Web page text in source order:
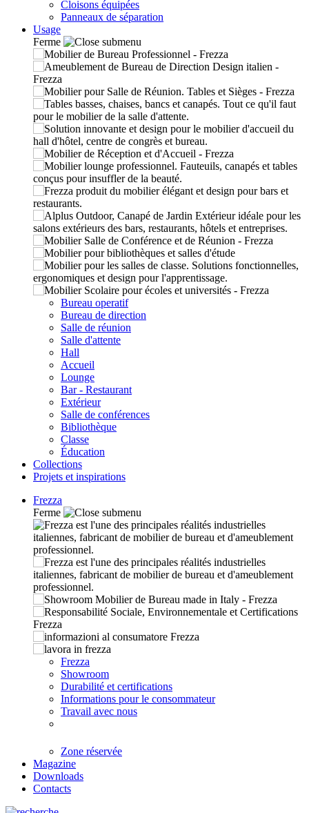
Cloisons équipées
Panneaux de séparation
Usage
Ferme
Bureau operatif
Bureau de direction
Salle de réunion
Salle d'attente
Hall
Accueil
Lounge
Bar - Restaurant
Extérieur
Salle de conférences
Bibliothèque
Classe
Éducation
Collections
Projets et inspirations
Frezza
Ferme
Frezza
Showroom
Durabilité et certifications
Informations pour le consommateur
Travail avec nous
Zone réservée
Magazine
Downloads
Contacts